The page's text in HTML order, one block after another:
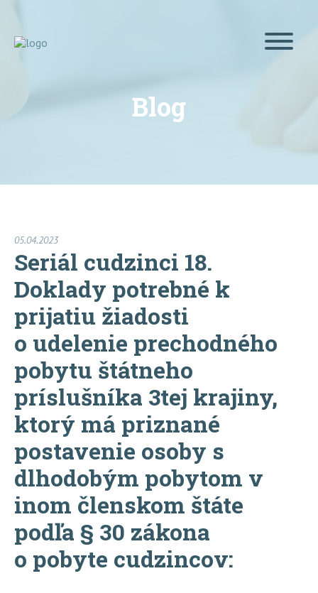
Blog
05.04.2023
Seriál cudzinci 18.
Doklady potrebné k
prijatiu žiadosti
o udelenie prechodného
pobytu štátneho
príslušníka 3tej krajiny,
ktorý má priznané
postavenie osoby s
dlhodobým pobytom v
inom členskom štáte
podľa § 30 zákona
o pobyte cudzincov: